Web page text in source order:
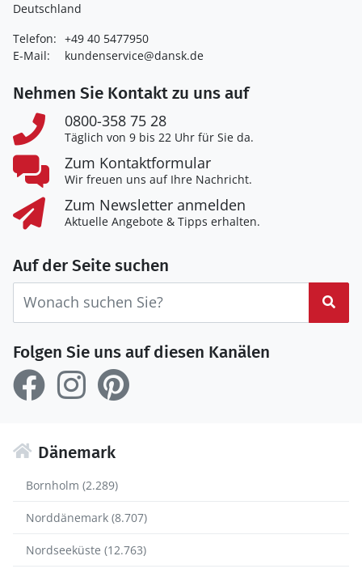
Deutschland
Telefon: +49 40 5477950
E-Mail:
kundenservice@dansk.de
Nehmen Sie Kontakt zu uns auf
0800-358 75 28
Täglich von 9 bis 22 Uhr für Sie da.
Zum Kontaktformular
Wir freuen uns auf Ihre Nachricht.
Zum Newsletter anmelden
Aktuelle Angebote & Tipps erhalten.
Auf der Seite suchen
Folgen Sie uns auf diesen Kanälen
Dänemark
Bornholm (2.289)
Norddänemark (8.707)
Nordseeküste (12.763)